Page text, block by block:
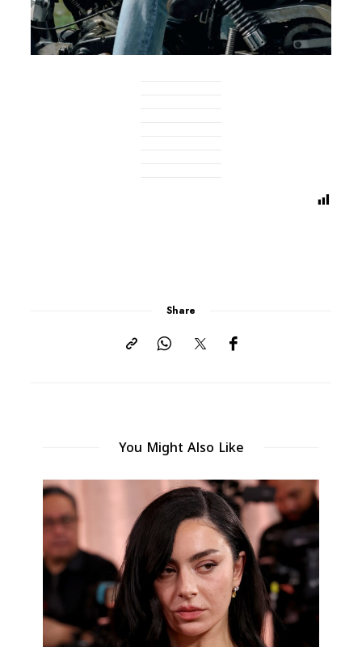
Share
You Might Also Like